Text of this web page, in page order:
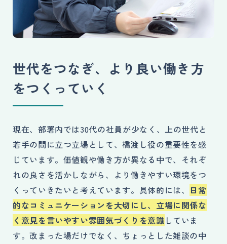
世代をつなぎ、より良い働き方
をつくっていく
現在、部署内では30代の社員が少なく、上の世代と
若手の間に立つ立場として、橋渡し役の重要性を感
じています。価値観や働き方が異なる中で、それぞ
れの良さを活かしながら、より働きやすい環境をつ
くっていきたいと考えています。具体的には、 日常
的なコミュニケーションを大切にし、立場に関係な
く意見を言いやすい雰囲気づくりを意識 していま
す。改まった場だけでなく、ちょっとした雑談の中